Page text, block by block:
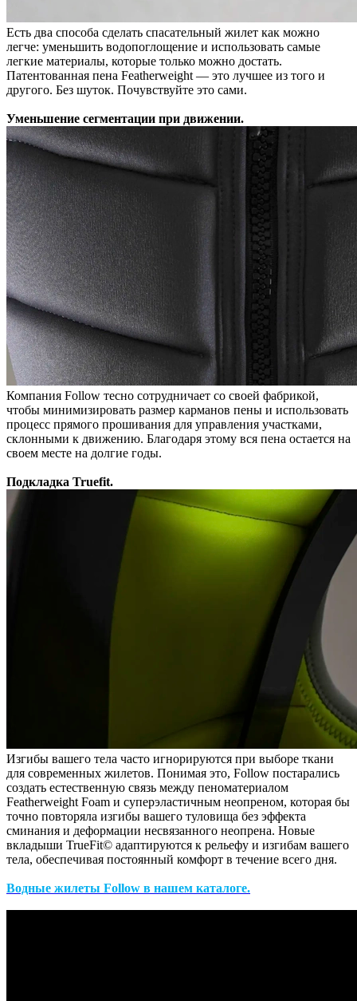
Есть два способа сделать спасательный жилет как можно
легче: уменьшить водопоглощение и использовать самые
легкие материалы, которые только можно достать.
Патентованная пена Featherweight — это лучшее из того и
другого. Без шуток. Почувствуйте это сами.
Уменьшение сегментации при движении.
Компания Follow тесно сотрудничает со своей фабрикой,
чтобы минимизировать размер карманов пены и использовать
процесс прямого прошивания для управления участками,
склонными к движению. Благодаря этому вся пена остается на
своем месте на долгие годы.
Подкладка Truefit.
Изгибы вашего тела часто игнорируются при выборе ткани
для современных жилетов. Понимая это, Follow постарались
создать естественную связь между пеноматериалом
Featherweight Foam и суперэластичным неопреном, которая бы
точно повторяла изгибы вашего туловища без эффекта
сминания и деформации несвязанного неопрена. Новые
вкладыши TrueFit© адаптируются к рельефу и изгибам вашего
тела, обеспечивая постоянный комфорт в течение всего дня.
Водные жилеты Follow в нашем каталоге.